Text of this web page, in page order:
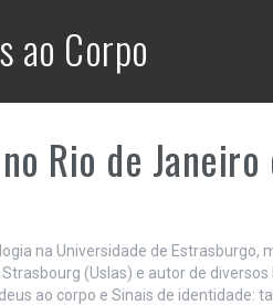
ao Corpo
Rio de Janeiro
na Universidade de Estrasburgo,
(Uslas) e autor de diversos
ao corpo e Sinais de identidade: